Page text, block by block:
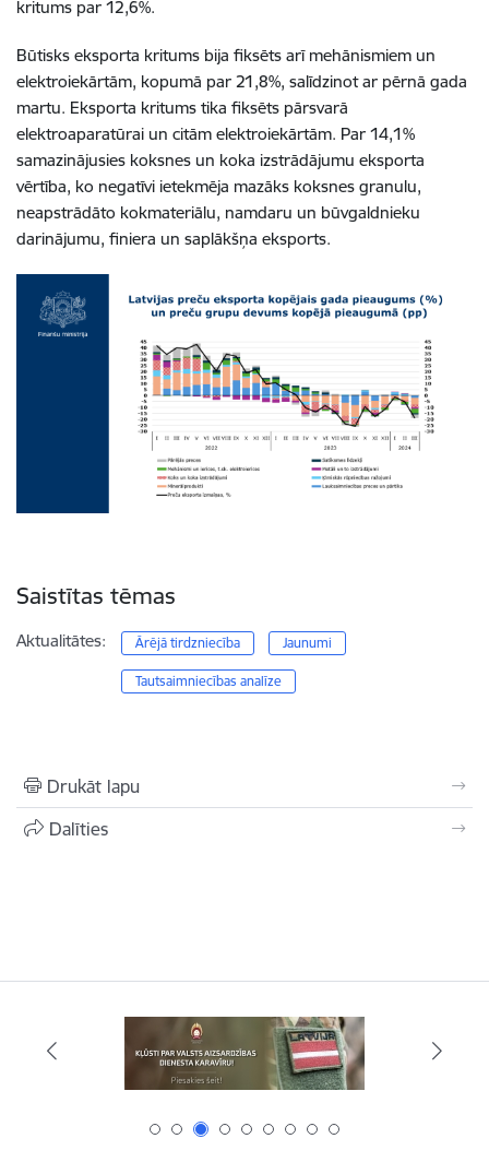
kritums par 12,6%.
Būtisks eksporta kritums bija fiksēts arī mehānismiem un
elektroiekārtām, kopumā par 21,8%, salīdzinot ar pērnā gada
martu. Eksporta kritums tika fiksēts pārsvarā
elektroaparatūrai un citām elektroiekārtām. Par 14,1%
samazinājusies koksnes un koka izstrādājumu eksporta
vērtība, ko negatīvi ietekmēja mazāks koksnes granulu,
neapstrādāto kokmateriālu, namdaru un būvgaldnieku
darinājumu, finiera un saplākšņa eksports.
Saistītas tēmas
Aktualitātes: Ārējā tirdzniecība Jaunumi
Tautsaimniecības analīze
Drukāt lapu
Dalīties